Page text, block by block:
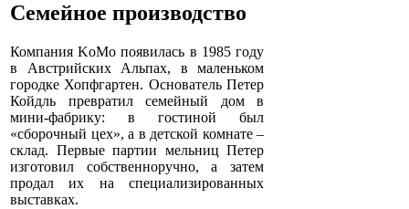
Семейное производство
Компания KoMo появилась в 1985 году
в Австрийских Альпах, в маленьком
городке Хопфгартен. Основатель Петер
Койдль превратил семейный дом в
мини-фабрику: в гостиной был
«сборочный цех», а в детской комнате –
склад. Первые партии мельниц Петер
изготовил собственноручно, а затем
продал их на специализированных
выставках.